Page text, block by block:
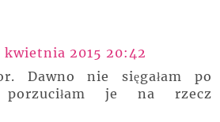
kwietnia 2015 20:42
Dawno nie sięgałam po
porzuciłam je na rzecz